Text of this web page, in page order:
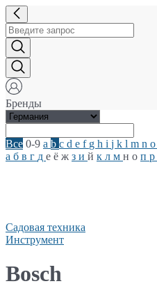
Бренды
Все 0-9 a b c d e f g h i j k l m n o
а б в г д е ё ж з и й к л м н о п р
Садовая техника
Инструмент
Bosch